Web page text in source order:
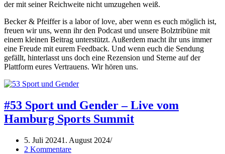
der mit seiner Reichweite nicht umzugehen weiß.
Becker & Pfeiffer is a labor of love, aber wenn es euch möglich ist,
freuen wir uns, wenn ihr den Podcast und unsere Bolztribüne mit
einem kleinen Beitrag unterstützt. Außerdem macht ihr uns immer
eine Freude mit eurem Feedback. Und wenn euch die Sendung
gefällt, hinterlasst uns doch eine Rezension und Sterne auf der
Plattform eures Vertrauens. Wir hören uns.
#53 Sport und Gender – Live vom
Hamburg Sports Summit
5. Juli 20241. August 2024
2 Kommentare